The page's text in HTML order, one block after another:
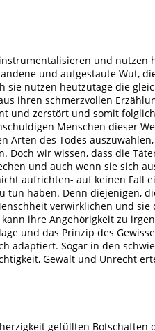
und nutzen
und aufgestaute Wut,
sie nutzen heutzutage die
ihren schmerzvollen
und zerstört und somit
Menschen dieser
Arten des Todes
Doch wir wissen, dass die
und auch wenn sie sich
aufrichten- auf keinen Fall
tun haben. Denn diejenigen,
verwirklichen und sie
ihre Angehörigkeit zu
und das Prinzip des
adaptiert. Sogar in den
Gewalt und Unrecht
gefüllten Botschaften